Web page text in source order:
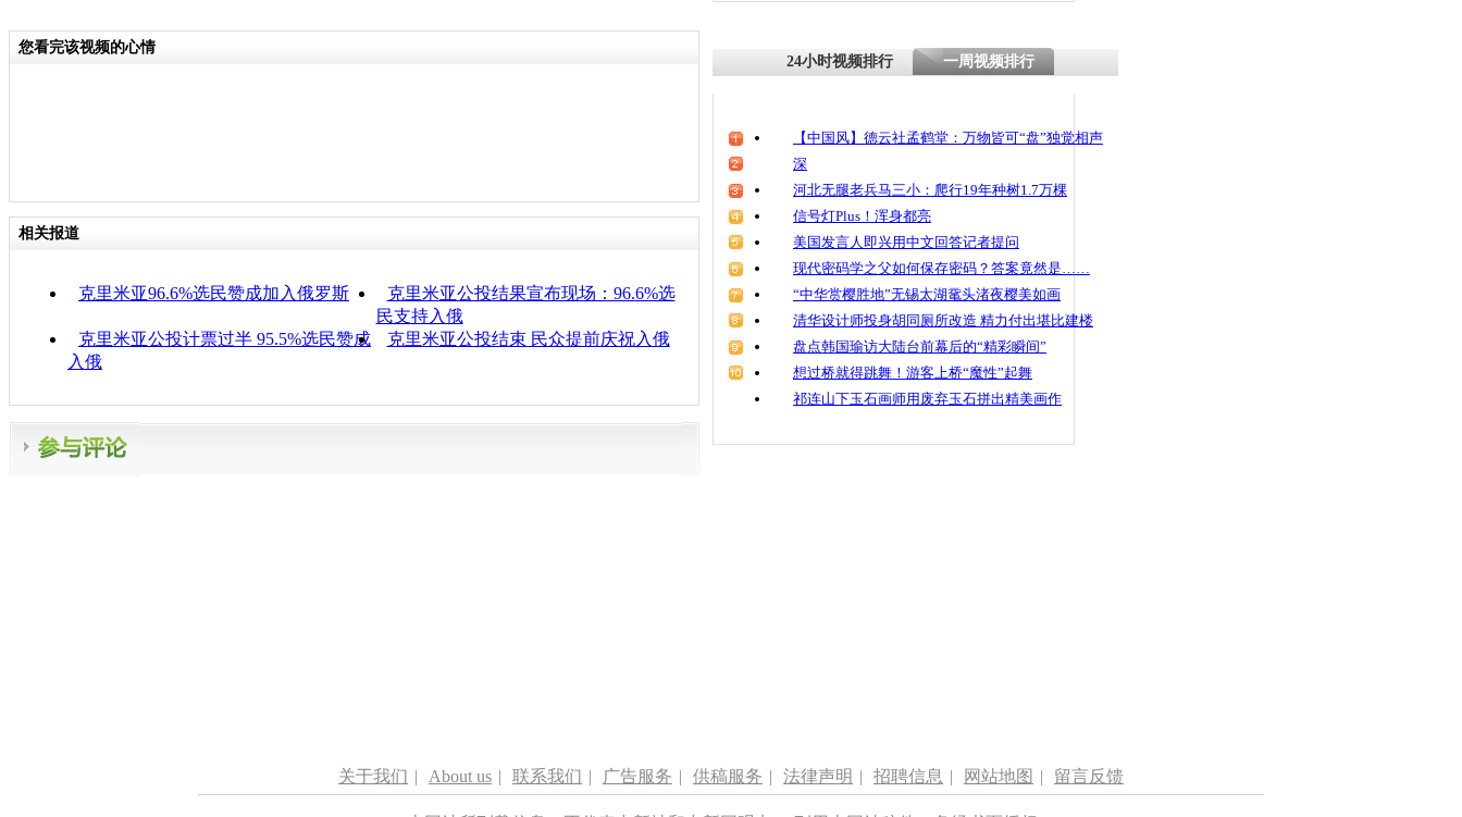
您看完该视频的心情
相关报道
克里米亚96.6%选民赞成加入俄罗斯
克里米亚公投结果宣布现场：96.6%选
民支持入俄
克里米亚公投计票过半 95.5%选民赞成
入俄
克里米亚公投结束 民众提前庆祝入俄
24小时视频排行 一周视频排行
【中国风】德云社孟鹤堂：万物皆可“盘”独觉相声
深
河北无腿老兵马三小：爬行19年种树1.7万棵
信号灯Plus！浑身都亮
美国发言人即兴用中文回答记者提问
现代密码学之父如何保存密码？答案竟然是……
“中华赏樱胜地”无锡太湖鼋头渚夜樱美如画
清华设计师投身胡同厕所改造 精力付出堪比建楼
盘点韩国瑜访大陆台前幕后的“精彩瞬间”
想过桥就得跳舞！游客上桥“魔性”起舞
祁连山下玉石画师用废弃玉石拼出精美画作
关于我们 | About us | 联系我们 | 广告服务 | 供稿服务 | 法律声明 | 招聘信息 | 网站地图 | 留言反馈